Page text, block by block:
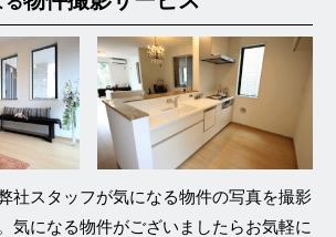
社スタッフが気になる物件の写真を撮影
気になる物件がございましたらお気軽に